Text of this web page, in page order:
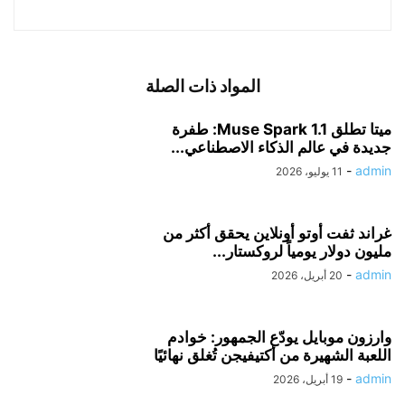
المواد ذات الصلة
ميتا تطلق Muse Spark 1.1: طفرة
جديدة في عالم الذكاء الاصطناعي...
admin
- 11 يوليو، 2026
غراند ثفت أوتو أونلاين يحقق أكثر من
مليون دولار يومياً لروكستار...
admin
- 20 أبريل، 2026
وارزون موبايل يودّع الجمهور: خوادم
اللعبة الشهيرة من أكتيفيجن تُغلق نهائيًا
admin
- 19 أبريل، 2026